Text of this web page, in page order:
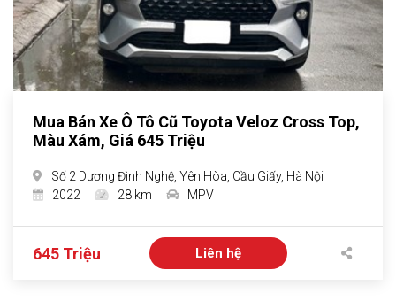
Mua Bán Xe Ô Tô Cũ Toyota Veloz Cross Top,
Màu Xám, Giá 645 Triệu
Số 2 Dương Đình Nghệ, Yên Hòa, Cầu Giấy, Hà Nội
2022
28 km MPV
645 Triệu Liên hệ